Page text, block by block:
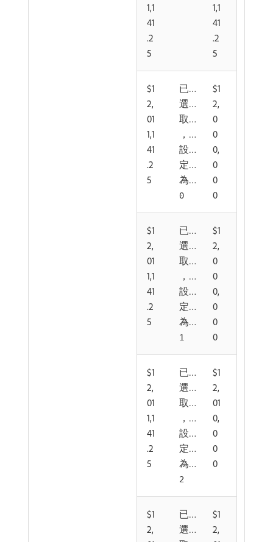
1,1
41
.2
5
1,1
41
.2
5
$1
2,
01
1,1
41
.2
5
已
選
取
，
設
定
為
0
$1
2,
0
0
0,
0
0
0
$1
2,
01
1,1
41
.2
5
已
選
取
，
設
定
為
1
$1
2,
0
0
0,
0
0
0
$1
2,
01
1,1
41
.2
5
已
選
取
，
設
定
為
2
$1
2,
01
0,
0
0
0
$1
2,
已
選
$1
2,